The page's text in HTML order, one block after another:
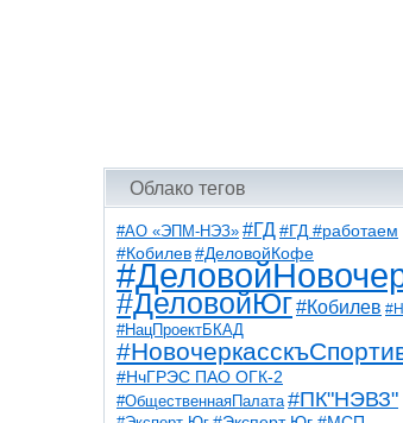
Облако тегов
#АО «ЭПМ-НЭЗ» #ГД #ГД #работаем
#Кобилев #ДеловойКофе
#ДеловойЮг#Кобилев
#НацПроектБКАД
#НчГРЭС ПАО ОГК-2
#ОбщественнаяПалата #ПК"НЭВЗ"